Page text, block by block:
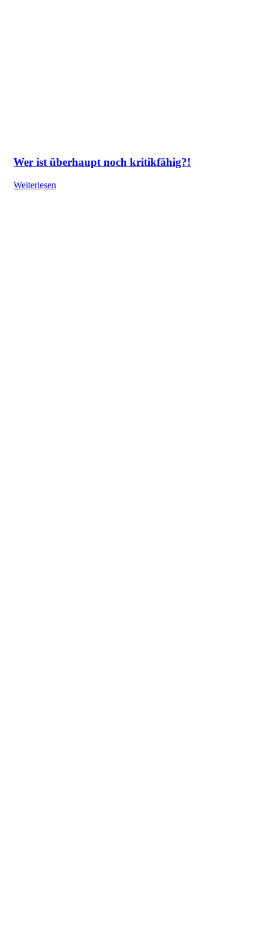
Wer ist überhaupt noch kritikfähig?!
Weiterlesen